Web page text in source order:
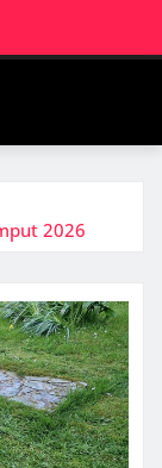
2026